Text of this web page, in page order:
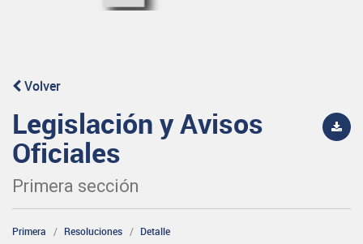
Volver
Legislación y Avisos
Oficiales
Primera sección
Primera Resoluciones Detalle